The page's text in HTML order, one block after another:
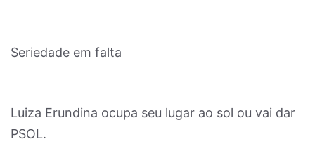
Seriedade em falta
Luiza Erundina ocupa seu lugar ao sol ou vai dar
PSOL.